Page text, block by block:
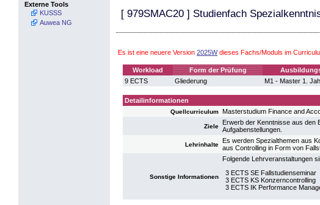
Externe Tools
KUSSS
Auwea NG
[ 979SMAC20 ] Studienfach
Es ist eine neuere Version 2025Wdieses Fachs/Moduls im
Workload Form der Prüfung
9 ECTS
Gliederung M1 - Master 1.
Detailinformationen
Quellcurriculum Masterstudium Finance and
Ziele
Erwerb der Kenntnisse aus den
Aufgabenstellungen.
Lehrinhalte
Es werden Spezialthemen aus
aus Controlling in Form von
Sonstige Informationen
Folgende Lehrveranstaltungen
3 ECTS SE Fallstudienseminar
3 ECTS KS Konzerncontrolling
3 ECTS IK Performance